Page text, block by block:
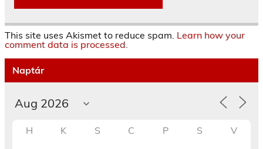
This site uses Akismet to reduce spam. Learn how your
comment data is processed.
Naptár
H K S C P S V